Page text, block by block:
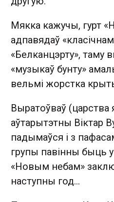
Мякка кажучы, гурт
адпавядаў
«Белканцэрту», таму
«музыкаў бунту»
вельмі жорстка
Выратоўваў (царства
аўтарытэтны Віктар
падымаўся і з
групы павінны быць
«Новым небам»
наступны год...